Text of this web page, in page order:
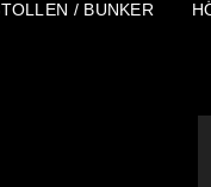
/ BUNKER